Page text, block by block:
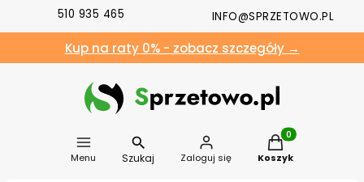
510 935 465 INFO@SPRZETOWO.PL
Kup na raty 0% - zobacz szczegóły →
Menu Szukaj Zaloguj się
Produkty w
Koszyk